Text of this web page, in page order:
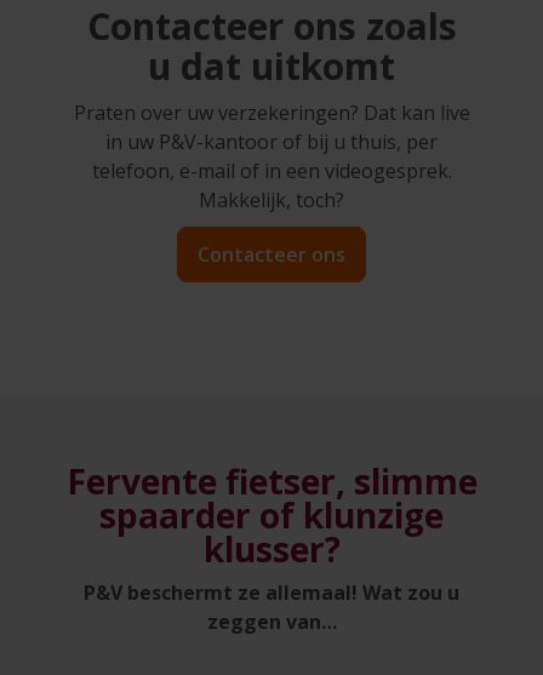
Contacteer ons zoals
u dat uitkomt
Praten over uw verzekeringen? Dat kan live
in uw P&V-kantoor of bij u thuis, per
telefoon, e-mail of in een videogesprek.
Makkelijk, toch?
Contacteer ons
Fervente fietser, slimme
spaarder of klunzige
klusser?
P&V beschermt ze allemaal! Wat zou u
zeggen van…